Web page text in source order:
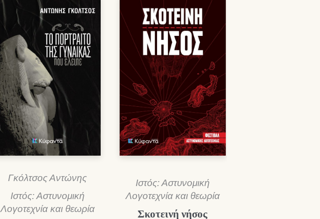
Γκόλτσος Αντώνης
Ιστός: Αστυνομική
Λογοτεχνία και θεωρία
Ιστός: Αστυνομική
Λογοτεχνία και θεωρία
Σκοτεινή νήσος